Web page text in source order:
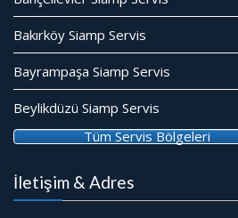
Bakırköy Siamp Servis
Bayrampaşa Siamp Servis
Beylikdüzü Siamp Servis
Tüm Servis Bölgeleri
İletişim & Adres